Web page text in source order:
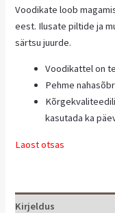
Voodikate loob
eest. Ilusate piltide ja
särtsu juurde.
Voodikattel on
Pehme
kasutada ka
Laost otsas
Kirjeldus